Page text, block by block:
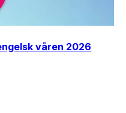
våren 2026